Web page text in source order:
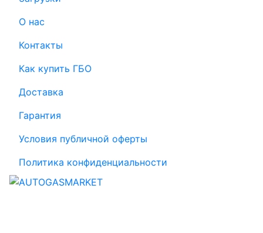
О нас
Контакты
Как купить ГБО
Доставка
Гарантия
Условия публичной оферты
Политика конфиденциальности